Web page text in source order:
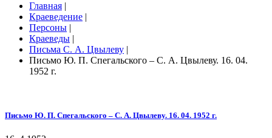
Главная |
Краеведение |
Персоны |
Краеведы |
Письма С. А. Цвылеву |
Письмо Ю. П. Спегальского – С. А. Цвылеву. 16. 04.
1952 г.
Письмо Ю. П. Спегальского – С. А. Цвылеву. 16. 04. 1952 г.